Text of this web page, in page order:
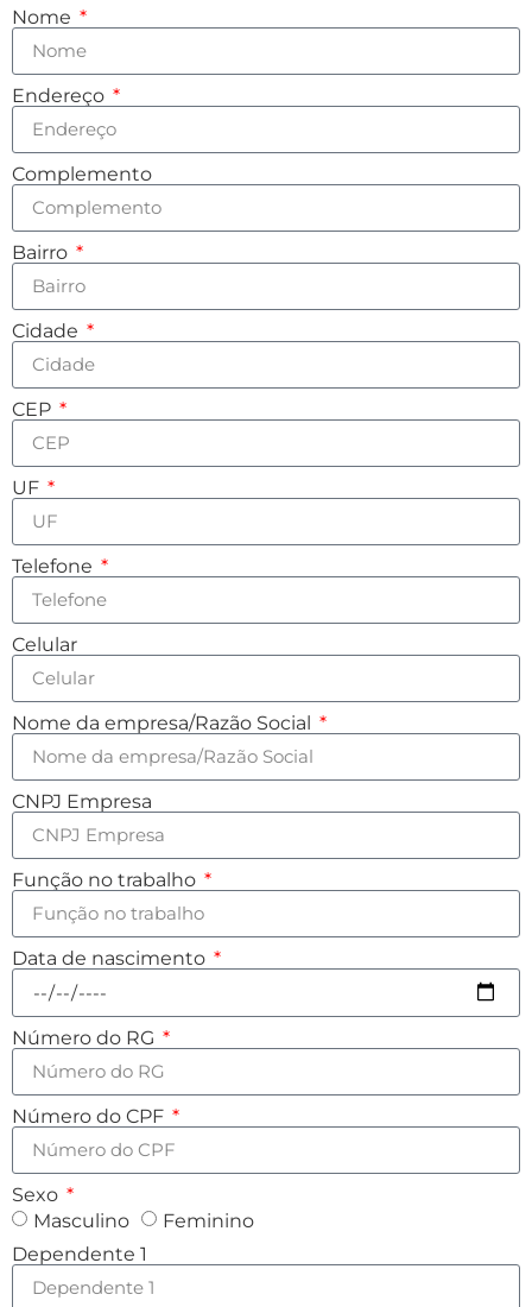
Nome
Endereço
Complemento
Bairro
Cidade
CEP
UF
Telefone
Celular
Nome da empresa/Razão Social
CNPJ Empresa
Função no trabalho
Data de nascimento
Número do RG
Número do CPF
Sexo
Masculino
Feminino
Dependente 1